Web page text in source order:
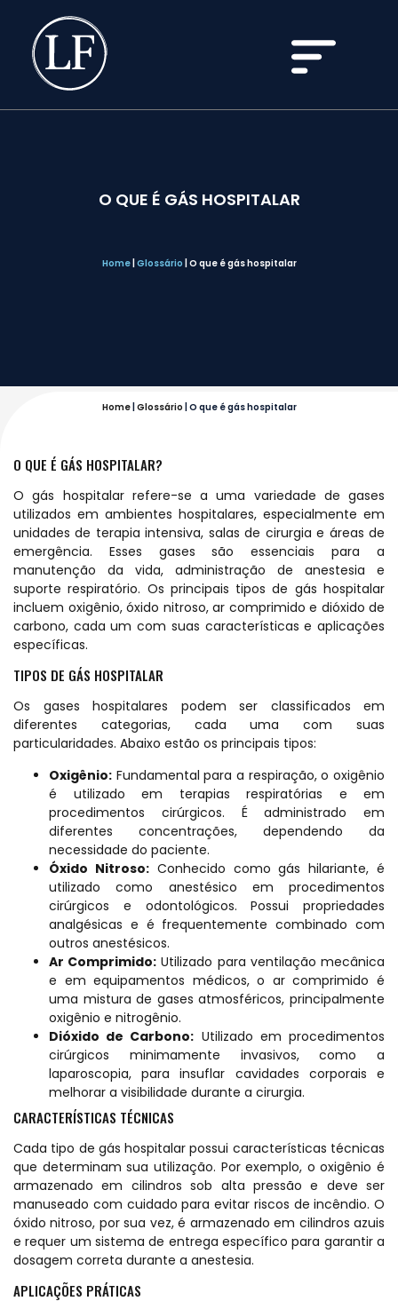
O QUE É GÁS HOSPITALAR
Home| Glossário O que é gás hospitalar
Home| Glossário O que é gás hospitalar
O QUE É GÁS HOSPITALAR?
O gás hospitalar refere-se a uma variedade de gases
utilizados em ambientes hospitalares, especialmente em
unidades de terapia intensiva, salas de cirurgia e áreas de
emergência. Esses gases são essenciais para a
manutenção da vida, administração de anestesia e
suporte respiratório. Os principais tipos de gás hospitalar
incluem oxigênio, óxido nitroso, ar comprimido e dióxido de
carbono, cada um com suas características e aplicações
específicas.
TIPOS DE GÁS HOSPITALAR
Os gases hospitalares podem ser classificados em
diferentes categorias, cada uma com suas
particularidades. Abaixo estão os principais tipos:
Oxigênio: Fundamental para a respiração, o oxigênio
é utilizado em terapias respiratórias e em
procedimentos cirúrgicos. É administrado em
diferentes concentrações, dependendo da
necessidade do paciente.
Óxido Nitroso:Conhecido como gás hilariante, é
utilizado como anestésico em procedimentos
cirúrgicos e odontológicos. Possui propriedades
analgésicas e é frequentemente combinado com
outros anestésicos.
Ar Comprimido: Utilizado para ventilação mecânica
e em equipamentos médicos, o ar comprimido é
uma mistura de gases atmosféricos, principalmente
oxigênio e nitrogênio.
Dióxido de Carbono: Utilizado em procedimentos
cirúrgicos minimamente invasivos, como a
laparoscopia, para insuflar cavidades corporais e
melhorar a visibilidade durante a cirurgia.
CARACTERÍSTICAS TÉCNICAS
Cada tipo de gás hospitalar possui características técnicas
que determinam sua utilização. Por exemplo, o oxigênio é
armazenado em cilindros sob alta pressão e deve ser
manuseado com cuidado para evitar riscos de incêndio. O
óxido nitroso, por sua vez, é armazenado em cilindros azuis
e requer um sistema de entrega específico para garantir a
dosagem correta durante a anestesia.
APLICAÇÕES PRÁTICAS